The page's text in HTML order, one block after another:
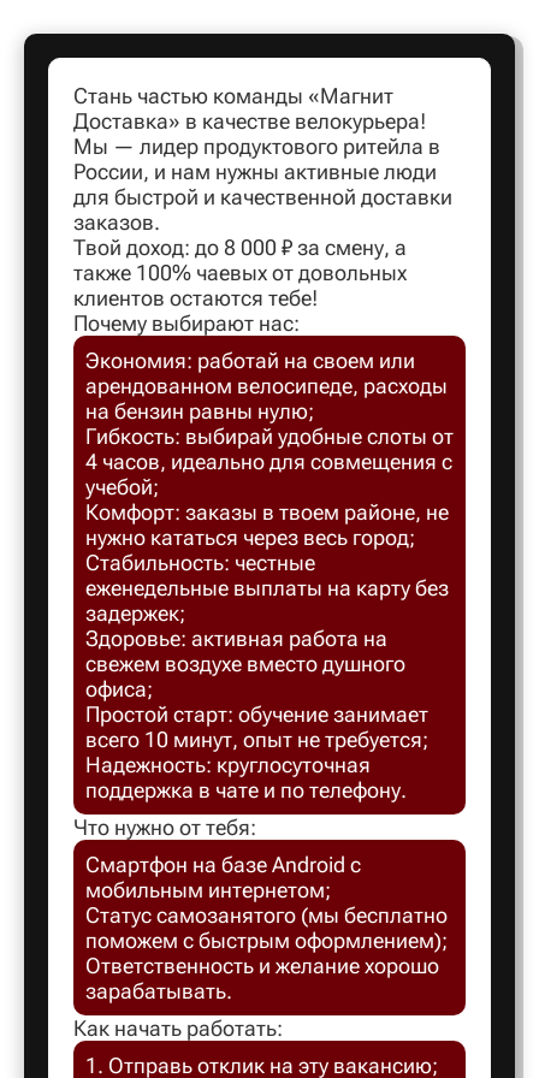
Артем
Ачинск
Балаково
Балахна
Барнаул
Безенчук
Белая
Стань частью команды «Магнит
Доставка» в качестве велокурьера!
Мы — лидер продуктового ритейла в
России, и нам нужны активные люди
для быстрой и качественной доставки
заказов.
Твой доход: до 8 000 ₽ за смену, а
также 100% чаевых от довольных
клиентов остаются тебе!
Почему выбирают нас:
Экономия: работай на своем или
арендованном велосипеде, расходы
на бензин равны нулю;
Гибкость: выбирай удобные слоты от
4 часов, идеально для совмещения с
учебой;
Комфорт: заказы в твоем районе, не
нужно кататься через весь город;
Стабильность: честные
еженедельные выплаты на карту без
задержек;
Здоровье: активная работа на
свежем воздухе вместо душного
офиса;
Простой старт: обучение занимает
всего 10 минут, опыт не требуется;
Надежность: круглосуточная
поддержка в чате и по телефону.
Что нужно от тебя:
Смартфон на базе Android с
мобильным интернетом;
Статус самозанятого (мы бесплатно
поможем с быстрым оформлением);
Ответственность и желание хорошо
зарабатывать.
Как начать работать:
1. Отправь отклик на эту вакансию;